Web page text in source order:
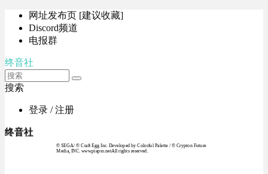
网址发布页 [建议收藏]
Discord频道
电报群
终音社
搜索
登录 / 注册
终音社
© SEGA / © Craft Egg Inc. Developed by Colorful Palette / © Crypton Future
Media, INC. www.piapro.netAll rights reserved.